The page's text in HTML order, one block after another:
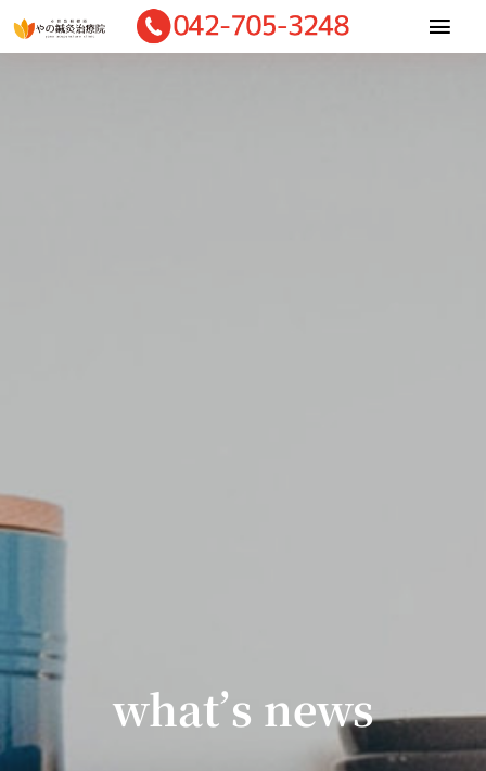
Skip
to
what’s news